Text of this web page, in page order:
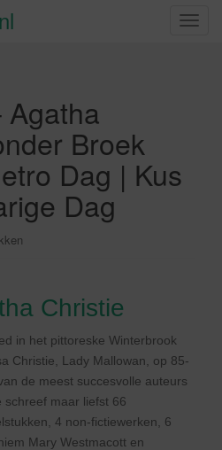
S
Agatha
Broek
Dag | Kus
Dag
Christie
in het pittoreske Winterbrook
Christie, Lady Mallowan, op 85-
de meest succesvolle auteurs
schreef maar liefst 66
4 non-fictiewerken, 6
Mary Westmacott en